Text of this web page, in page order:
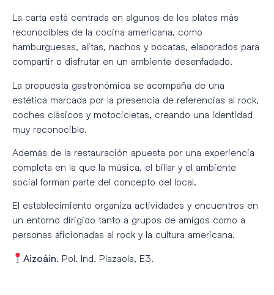
La carta está centrada en algunos de los platos más
reconocibles de la cocina americana, como
hamburguesas, alitas, nachos y bocatas, elaborados para
compartir o disfrutar en un ambiente desenfadado.
La propuesta gastronómica se acompaña de una
estética marcada por la presencia de referencias al rock,
coches clásicos y motocicletas, creando una identidad
muy reconocible.
Además de la restauración apuesta por una experiencia
completa en la que la música, el billar y el ambiente
social forman parte del concepto del local.
El establecimiento organiza actividades y encuentros en
un entorno dirigido tanto a grupos de amigos como a
personas aficionadas al rock y la cultura americana.
Aizoáin . Pol. Ind. Plazaola, E3.